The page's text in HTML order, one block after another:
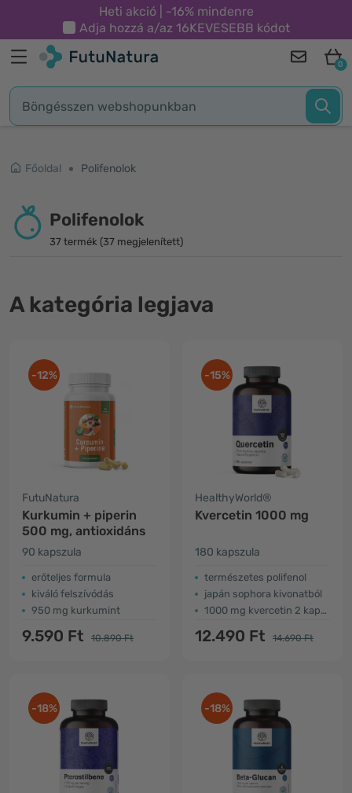
Heti akció | -16% mindenre
Adja hozzá a/az 16KEVESEBB kódot
0
Főoldal Polifenolok
Polifenolok
37 termék (37 megjelenített)
A kategória legjava
-12%
FutuNatura
Kurkumin + piperin
500 mg, antioxidáns
90 kapszula
erőteljes formula
kiváló felszívódás
950 mg kurkumint
9.590 Ft 10.890 Ft
-15%
HealthyWorld®
Kvercetin 1000 mg
180 kapszula
természetes polifenol
japán sophora kivonatból
1000 mg kvercetin 2 kapszulában
12.490 Ft 14.690 Ft
-18% -18%